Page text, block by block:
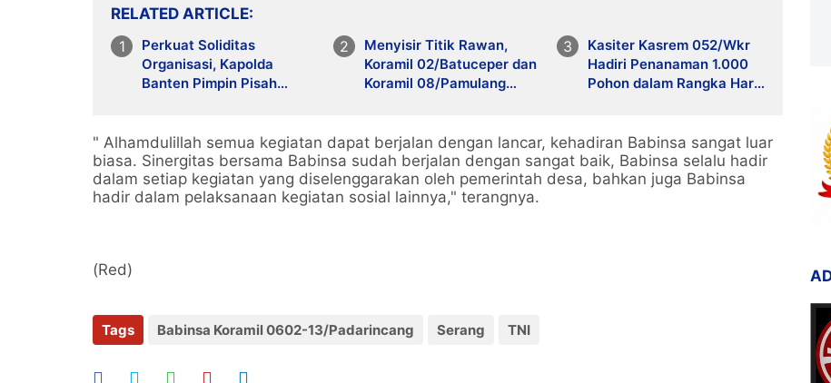
RELATED ARTICLE
Perkuat Soliditas
Organisasi, Kapolda
Banten Pimpin Pisah
Menyisir Titik Rawan,
Koramil 02/Batuceper dan
Koramil 08/Pamulang
Kasiter Kasrem 052/Wkr
Hadiri Penanaman 1.000
Pohon dalam Rangka Hari
" Alhamdulillah semua kegiatan dapat berjalan dengan lancar, kehadiran Babinsa sangat luar
biasa. Sinergitas bersama Babinsa sudah berjalan dengan sangat baik, Babinsa selalu hadir
dalam setiap kegiatan yang diselenggarakan oleh pemerintah desa, bahkan juga Babinsa
hadir dalam pelaksanaan kegiatan sosial lainnya," terangnya.
(Red)
Tags Babinsa Koramil 0602-13/Padarincang Serang TNI